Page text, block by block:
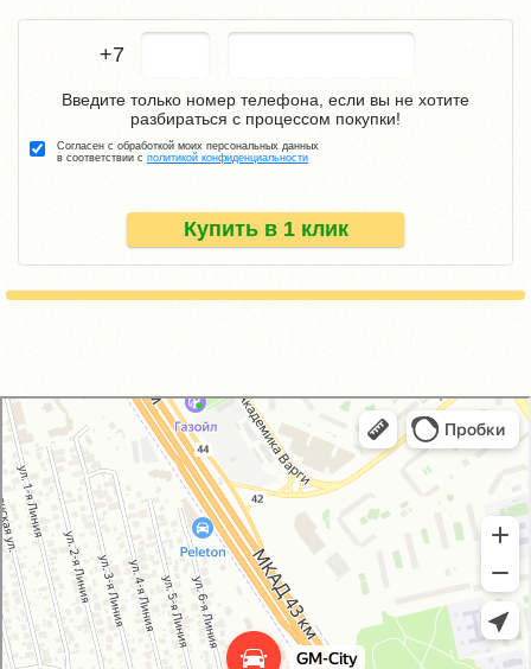
+7
Купить в 1 клик
Введите только номер телефона, если вы не хотите
разбираться с процессом покупки!
Согласен с обработкой моих персональных данных
в соответствии с политикой конфиденциальности
GM-City&VAG-Repair
Автосервис, автотехцентр в Москве
Магазин автозапчастей и автотоваров в Москве